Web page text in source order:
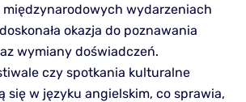
wydarzeniach
okazja do poznawania
wymiany doświadczeń.
czy spotkania kulturalne
się w języku angielskim, co sprawia,